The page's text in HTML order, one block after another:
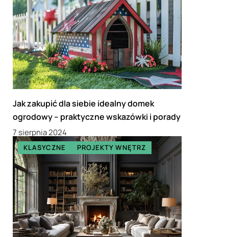
Jak zakupić dla siebie idealny domek
ogrodowy – praktyczne wskazówki i porady
7 sierpnia 2024
KLASYCZNE PROJEKTY WNĘTRZ